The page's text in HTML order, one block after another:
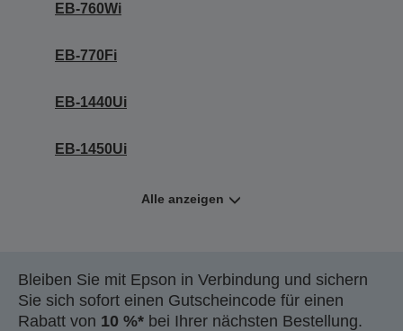
EB-760Wi
EB-770Fi
EB-1440Ui
EB-1450Ui
Alle anzeigen
Bleiben Sie mit Epson in Verbindung und sichern
Sie sich sofort einen Gutscheincode für einen
Rabatt von 10 %* bei Ihrer nächsten Bestellung.